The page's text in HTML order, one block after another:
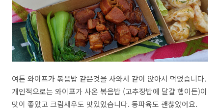
여튼 와이프가 볶음밥 같은것을 사와서 같이 앉아서 먹었습니다.
개인적으로는 와이프가 사온 볶음밥 (고추장밥에 달걀 햄이든)이
맛이 좋았고 크림새우도 맛있었습니다. 동파육도 괜찮았어요.